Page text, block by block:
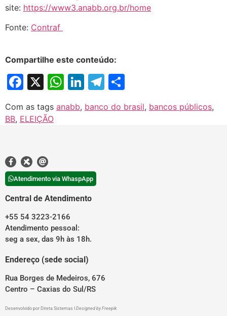
site: https://www3.anabb.org.br/home
Fonte: Contraf
Compartilhe este conteúdo:
Facebook
X WhatsApp
LinkedIn
Telegram
Com as tags anabb, banco do brasil, bancos públicos,
BB, ELEIÇÃO
Atendimento via WhaspApp
Central de Atendimento
+55 54 3223-2166
Atendimento pessoal:
seg a sex, das 9h às 18h.
Endereço (sede social)
Rua Borges de Medeiros, 676
Centro – Caxias do Sul/RS
Desenvolvido por Direta Sistemas Designed by Freepik